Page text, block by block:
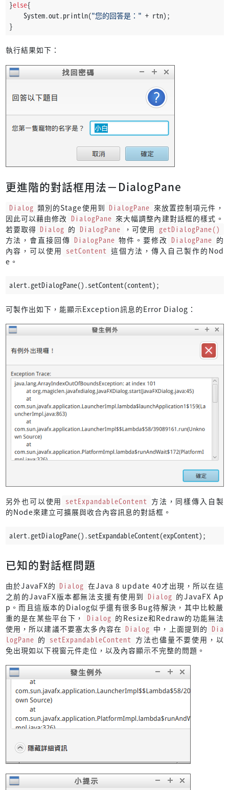
}else{
    System.out.println(
"您的回答是：" + rtn);
}
執行結果如下：
更進階的對話框用法－DialogPane
Dialog 類別的Stage使用到 DialogPane 來放置控制項元件，
因此可以藉由修改 DialogPane 來大幅調整內建對話框的樣式。
若要取得 Dialog 的 DialogPane ，可使用 getDialogPane()
方法，會直接回傳 DialogPane 物件。要修改 DialogPane 的
內容，可以使用 setContent 這個方法，傳入自己製作的Nod
e。
alert.getDialogPane().setContent(content);
可製作出如下，能顯示Exception訊息的Error Dialog：
另外也可以使用 setExpandableContent 方法，同樣傳入自製
的Node來建立可擴展與收合內容訊息的對話框。
alert.getDialogPane().setExpandableContent(expContent);
已知的對話框問題
由於JavaFX的 Dialog 在Java 8 update 40才出現，所以在這
之前的JavaFX版本都無法支援有使用到 Dialog 的JavaFX Ap
p。而且這版本的Dialog似乎還有很多Bug待解決，其中比較嚴
重的是在某些平台下，
Dialog 的Resize和Redraw的功能無法
使用，所以建議不要塞太多內容在 Dialog 中，上面提到的 Dia
logPane 的 setExpandableContent 方法也儘量不要使用，以
免出現如以下視窗元件走位，以及內容顯示不完整的問題。